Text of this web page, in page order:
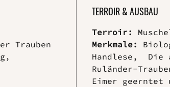
Trauben
TERROIR & AUSBAU
Terroir:
Merkmale:
Handlese, Die
Ruländer-
Eimer geerntet